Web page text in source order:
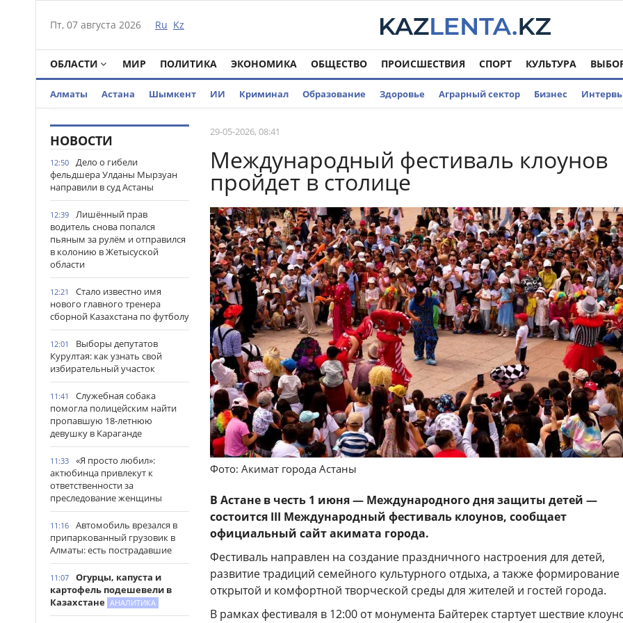
Пт, 07 августа 2026 Ru Kz
ОБЛАСТИ МИР ПОЛИТИКА ЭКОНОМИКА ОБЩЕСТВО ПРОИСШЕСТВИЯ СПОРТ КУЛЬТУРА
Алматы Астана Шымкент ИИ Криминал Образование Здоровье Аграрный сектор Бизнес
НОВОСТИ
12:50
Дело о гибели
фельдшера Улданы Мырзуан
направили в суд Астаны
12:39
Лишённый прав
водитель снова попался
пьяным за рулём и отправился
в колонию в Жетысуской
области
12:21
Стало известно имя
нового главного тренера
сборной Казахстана по футболу
12:01
Выборы депутатов
Курултая: как узнать свой
избирательный участок
11:41
Служебная собака
помогла полицейским найти
пропавшую 18-летнюю
девушку в Караганде
11:33
«Я просто любил»:
актюбинца привлекут к
ответственности за
преследование женщины
11:16
Автомобиль врезался в
припаркованный грузовик в
Алматы: есть пострадавшие
11:07
Огурцы, капуста и
картофель подешевели в
Казахстане АНАЛИТИКА
29-05-2026, 08:41
Международный фестиваль клоунов
пройдет в столице
Фото: Акимат города Астаны
В Астане в честь 1 июня — Международного дня защиты детей —
состоится III Международный фестиваль клоунов, сообщает
официальный сайт акимата города.
Фестиваль направлен на создание праздничного настроения для детей,
развитие традиций семейного культурного отдыха, а также формирование
открытой и комфортной творческой среды для жителей и гостей города.
В рамках фестиваля в 12:00 от монумента Байтерек стартует шествие